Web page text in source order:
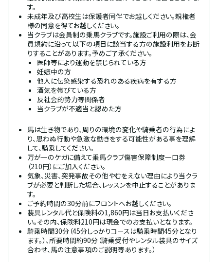
す。
未成年及び高校生は保護者同伴でお越しください。親権者
様の同意を得てお越しください。
当クラブは会員制の乗馬クラブです。施設ご利用の際は、会
員規約に沿って以下の項目に該当する方の施設利用をお断
りすることがあります。予めご了承ください。
医師等により運動を禁じられている方
妊娠中の方
他人に伝染感染する恐れのある疾病を有する方
酒気を帯びている方
反社会的勢力等関係者
当クラブが不適当と認めた方
馬は生き物であり、周りの環境の変化や騎乗者の行為によ
り、思わぬ行動や急激な動きをする可能性がある事を理解
して、騎乗してください。
万が一のケガに備えて乗馬クラブ傷害保障制度一口券
（210円）にご加入ください。
気象、災害、突発事故その他やむをえない理由により当クラ
ブが必要と判断した場合、レッスンを中止することがありま
す。
ご予約時間の30分前にフロントへお越しください。
装具レンタル代と保険料の1,860円は当日お支払いくださ
い。その内、保険料210円は現金でのお支払いとなります。
騎乗時間30分（45分しっかりコースは騎乗時間45分となり
ます。）、所要時間約90分（騎乗受付やレンタル装具のサイズ
合わせ、馬の注意事項のご説明等あります。）